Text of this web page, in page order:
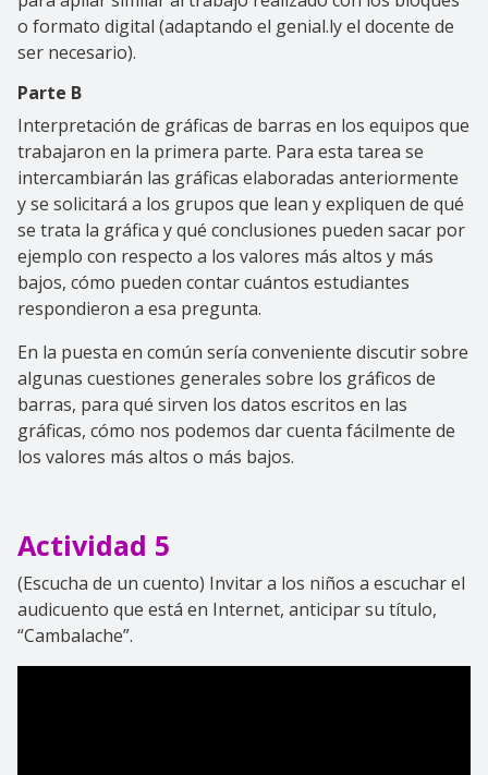
o formato digital (adaptando el genial.ly el docente de
ser necesario).
Parte B
Interpretación de gráficas de barras en los equipos que
trabajaron en la primera parte. Para esta tarea se
intercambiarán las gráficas elaboradas anteriormente
y se solicitará a los grupos que lean y expliquen de qué
se trata la gráfica y qué conclusiones pueden sacar por
ejemplo con respecto a los valores más altos y más
bajos, cómo pueden contar cuántos estudiantes
respondieron a esa pregunta.
En la puesta en común sería conveniente discutir sobre
algunas cuestiones generales sobre los gráficos de
barras, para qué sirven los datos escritos en las
gráficas, cómo nos podemos dar cuenta fácilmente de
los valores más altos o más bajos.
Actividad 5
(Escucha de un cuento) Invitar a los niños a escuchar el
audicuento que está en Internet, anticipar su título,
“Cambalache”.